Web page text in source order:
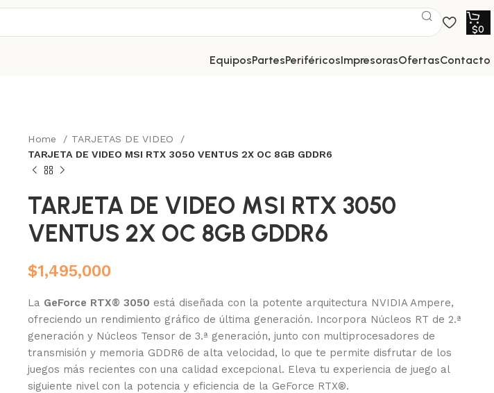
$0
equipos partes periféricos impresoras ofertas contacto
Home
TARJETAS DE VIDEO
TARJETA DE VIDEO MSI RTX 3050 VENTUS 2X OC 8GB GDDR6
TARJETA DE VIDEO MSI RTX 3050
VENTUS 2X OC 8GB GDDR6
$1,495,000
La GeForce RTX® 3050 está diseñada con la potente arquitectura NVIDIA Ampere,
ofreciendo un rendimiento gráfico de última generación. Incorpora Núcleos RT de 2.ª
generación y Núcleos Tensor de 3.ª generación, junto con multiprocesadores de
transmisión y memoria GDDR6 de alta velocidad, lo que te permite disfrutar de los
juegos más recientes con una calidad excepcional. Eleva tu experiencia de juego al
siguiente nivel con la potencia y eficiencia de la GeForce RTX®.